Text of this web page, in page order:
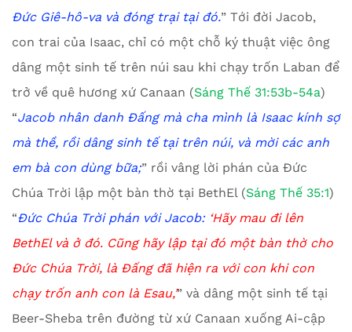
Đức Giê-hô-va và đóng trại tại đó.” Tới đời Jacob,
con trai của Isaac, chỉ có một chỗ ký thuật việc ông
dâng một sinh tế trên núi sau khi chạy trốn Laban để
trở về quê hương xứ Canaan (Sáng Thế 31:53b-54a)
“Jacobnhân danh Đấng mà cha mình là Isaac kính sợ
mà thề, rồi dâng sinh tế tại trên núi, và mời các anh
em bà con dùng bữa;” rồi vâng lời phán của Đức
Chúa Trời lập một bàn thờ tại BethEl (Sáng Thế 35:1)
“Đức Chúa Trời phán với Jacob: ‘Hãy mau đi lên
BethEl và ở đó. Cũng hãy lập tại đó một bàn thờ cho
Đức Chúa Trời, là Đấng đã hiện ra với con khi con
chạy trốn anh con là Esau,’” và dâng một sinh tế tại
Beer-Sheba trên đường từ xứ Canaan xuống Ai-cập